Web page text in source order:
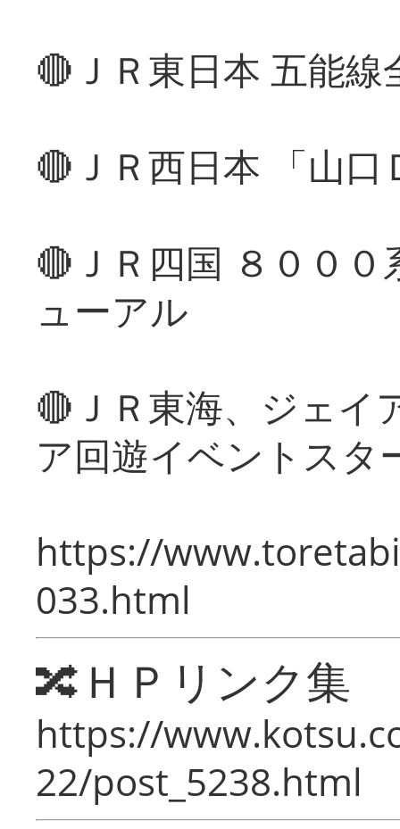
🔴ＪＲ東日本 五能
🔴ＪＲ西日本 「山
🔴ＪＲ四国 ８００
ューアル
🔴ＪＲ東海、ジェイ
ア回遊イベントスタ
https://
033.html
🔀ＨＰリンク集
https://
22/post_5238.html